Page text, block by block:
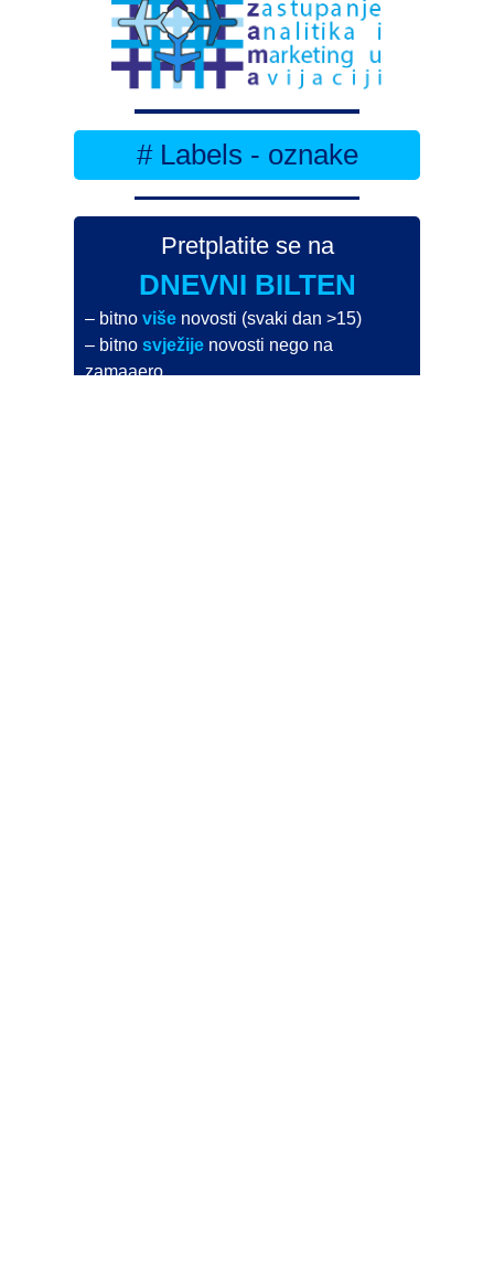
# Labels - oznake
Pretplatite se na
DNEVNI BILTEN
– bitnoviše novosti (svaki dan >15)
– bitnosvježije novosti nego na
zamaaero